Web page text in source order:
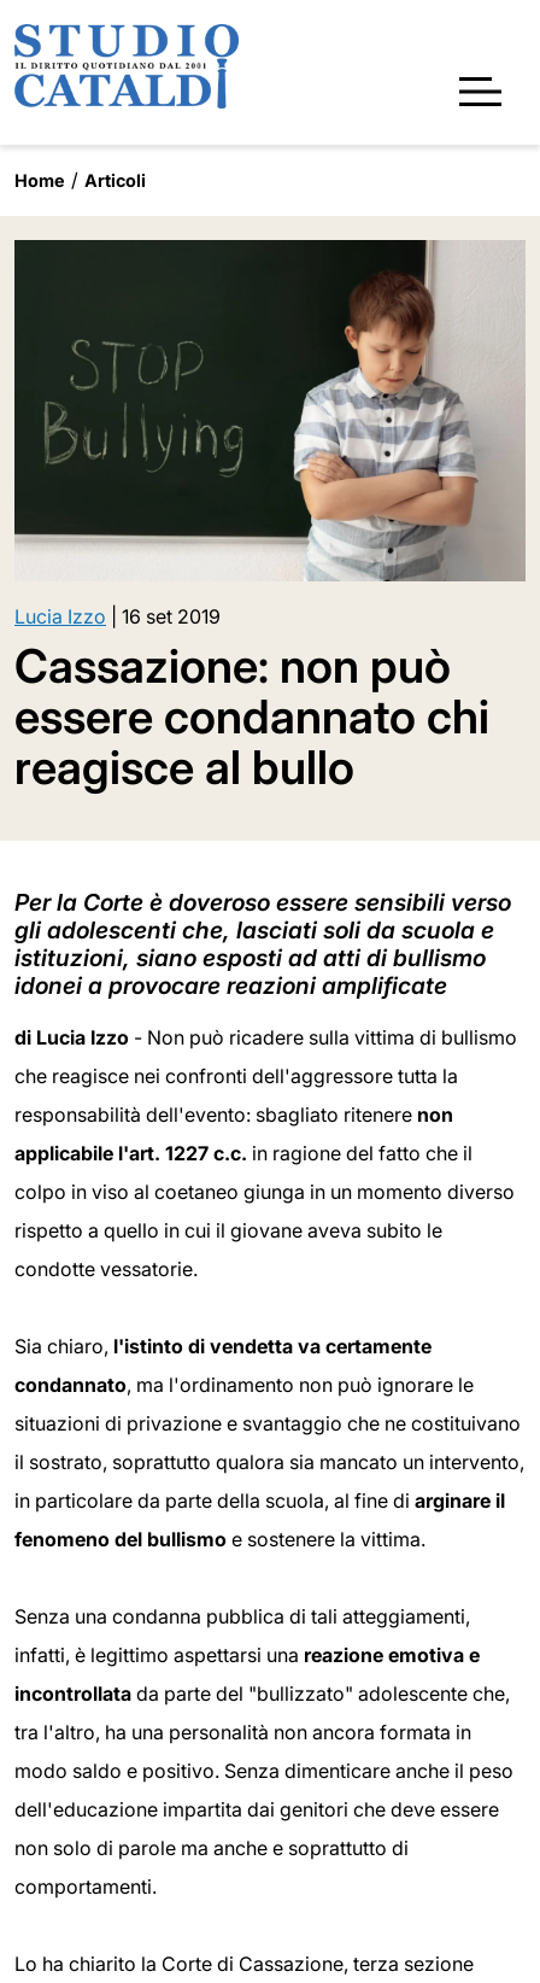
Home Articoli
Lucia Izzo 16 set 2019
Cassazione: non può
essere condannato chi
reagisce al bullo
Per la Corte è doveroso essere sensibili verso
gli adolescenti che, lasciati soli da scuola e
istituzioni, siano esposti ad atti di bullismo
idonei a provocare reazioni amplificate
di Lucia Izzo - Non può ricadere sulla vittima di bullismo
che reagisce nei confronti dell'aggressore tutta la
responsabilità dell'evento: sbagliato ritenere non
applicabile l'art. 1227 c.c. in ragione del fatto che il
colpo in viso al coetaneo giunga in un momento diverso
rispetto a quello in cui il giovane aveva subito le
condotte vessatorie.
Sia chiaro, l'istinto di vendetta va certamente
condannato, ma l'ordinamento non può ignorare le
situazioni di privazione e svantaggio che ne costituivano
il sostrato, soprattutto qualora sia mancato un intervento,
in particolare da parte della scuola, al fine di arginare il
fenomeno del bullismo e sostenere la vittima.
Senza una condanna pubblica di tali atteggiamenti,
infatti, è legittimo aspettarsi una reazione emotiva e
incontrollata da parte del "bullizzato" adolescente che,
tra l'altro, ha una personalità non ancora formata in
modo saldo e positivo. Senza dimenticare anche il peso
dell'educazione impartita dai genitori che deve essere
non solo di parole ma anche e soprattutto di
comportamenti.
Lo ha chiarito la Corte di Cassazione, terza sezione